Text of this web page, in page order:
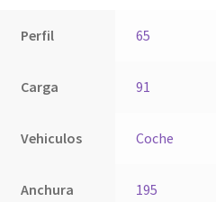
Perfil 65
Carga 91
Vehiculos Coche
Anchura 195